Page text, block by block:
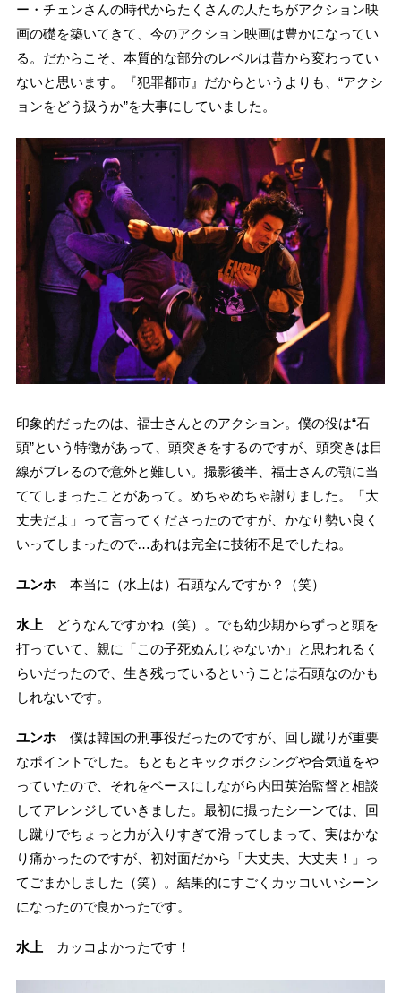
ー・チェンさんの時代からたくさんの人たちがアクション映
画の礎を築いてきて、今のアクション映画は豊かになってい
る。だからこそ、本質的な部分のレベルは昔から変わってい
ないと思います。『犯罪都市』だからというよりも、“アクシ
ョンをどう扱うか”を大事にしていました。
印象的だったのは、福士さんとのアクション。僕の役は“石
頭”という特徴があって、頭突きをするのですが、頭突きは目
線がブレるので意外と難しい。撮影後半、福士さんの顎に当
ててしまったことがあって。めちゃめちゃ謝りました。「大
丈夫だよ」って言ってくださったのですが、かなり勢い良く
いってしまったので…あれは完全に技術不足でしたね。
ユンホ本当に（水上は）石頭なんですか？（笑）
水上 どうなんですかね（笑）。でも幼少期からずっと頭を
打っていて、親に「この子死ぬんじゃないか」と思われるく
らいだったので、生き残っているということは石頭なのかも
しれないです。
ユンホ僕は韓国の刑事役だったのですが、回し蹴りが重要
なポイントでした。もともとキックボクシングや合気道をや
っていたので、それをベースにしながら内田英治監督と相談
してアレンジしていきました。最初に撮ったシーンでは、回
し蹴りでちょっと力が入りすぎて滑ってしまって、実はかな
り痛かったのですが、初対面だから「大丈夫、大丈夫！」っ
てごまかしました（笑）。結果的にすごくカッコいいシーン
になったので良かったです。
水上 カッコよかったです！